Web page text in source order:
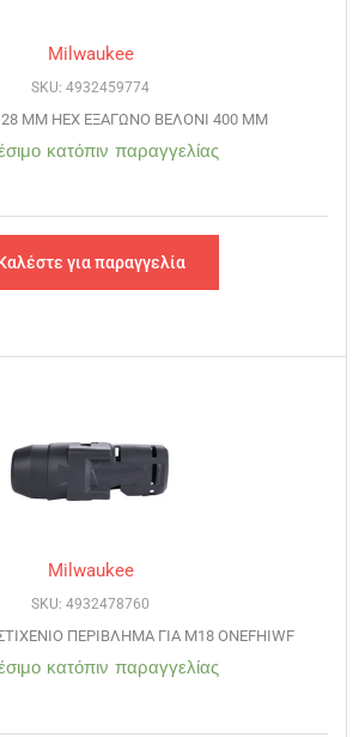
Milwaukee
SKU: 4932459774
28 MM HEX ΕΞΑΓΩΝΟ ΒΕΛΟΝΙ 400 MM
κατόπιν παραγγελίας
για παραγγελία
Milwaukee
SKU: 4932478760
ΠΕΡΙΒΛΗΜΑ ΓΙΑ M18 ONEFHIWF
κατόπιν παραγγελίας